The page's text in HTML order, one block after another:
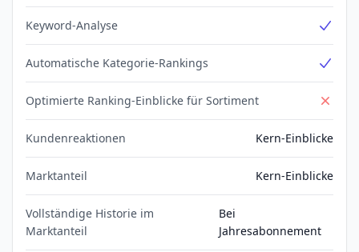
Keyword-Analyse
Automatische Kategorie-Rankings
Optimierte Ranking-Einblicke für Sortiment
Kundenreaktionen Kern-Einblicke
Marktanteil Kern-Einblicke
Vollständige Historie im
Marktanteil
Bei
Jahresabonnement